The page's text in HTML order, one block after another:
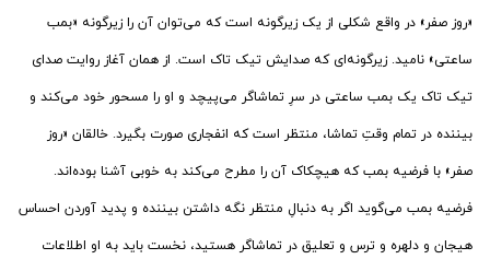
«روز صفر» در واقع شکلی از یک زیرگونه است که می‌توان آن را زیرگونه «بمب
ساعتی» نامید. زیرگونه‌ای که صدایش تیک تاک است. از همان آغاز روایت صدای
تیک تاک یک بمب ساعتی در سرِ تماشاگر می‌پیچد و او را مسحور خود می‌کند و
بیننده در تمام وقتِ تماشا، منتظر است که انفجاری صورت بگیرد. خالقان «روز
صفر» با فرضیه بمب که هیچکاک آن را مطرح می‌کند به خوبی آشنا بوده‌اند.
فرضیه بمب می‌گوید اگر به دنبالِ منتظر نگه داشتن بیننده و پدید آوردن احساس
هیجان و دلهره و ترس و تعلیق در تماشاگر هستید، نخست باید به او اطلاعات